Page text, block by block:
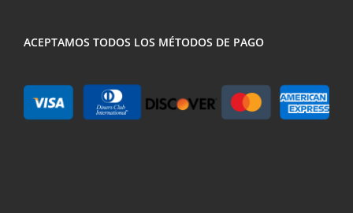
ACEPTAMOS TODOS LOS MÉTODOS DE PAGO